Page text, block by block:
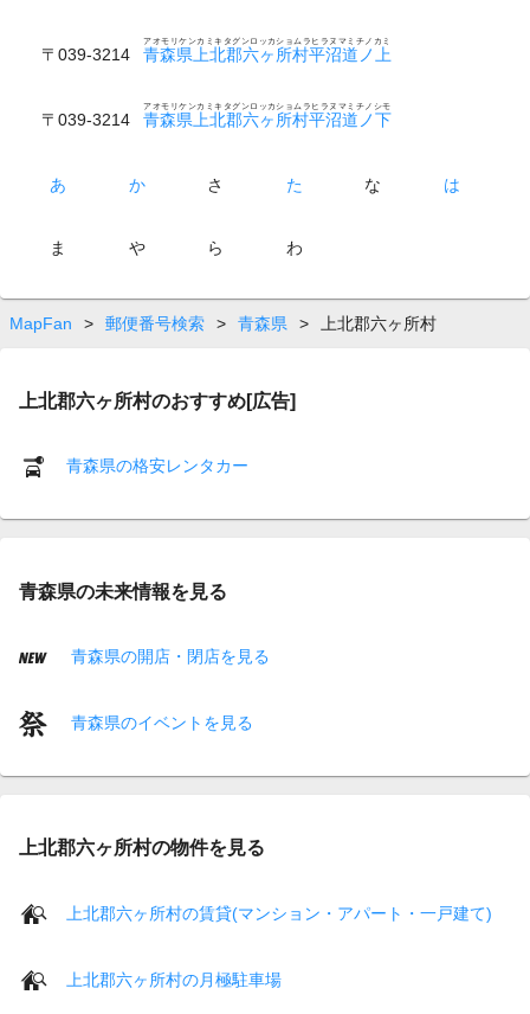
〒039-3214 青森県上北郡六ヶ所村平沼道ノ上
アオモリケンカミキタグンロッカショムラヒラヌマミチノカミ
〒039-3214 青森県上北郡六ヶ所村平沼道ノ下
アオモリケンカミキタグンロッカショムラヒラヌマミチノシモ
あ か さ た な は
ま や ら わ
MapFan > 郵便番号検索 > 青森県 > 上北郡六ヶ所村
上北郡六ヶ所村のおすすめ[広告]
青森県の格安レンタカー
青森県の未来情報を見る
青森県の開店・閉店を見る
青森県のイベントを見る
上北郡六ヶ所村の物件を見る
上北郡六ヶ所村の賃貸(マンション・アパート・一戸建て)
上北郡六ヶ所村の月極駐車場